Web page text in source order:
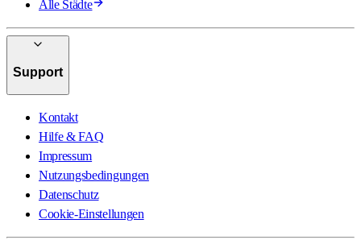
Alle Städte
Support
Kontakt
Hilfe & FAQ
Impressum
Nutzungsbedingungen
Datenschutz
Cookie-Einstellungen